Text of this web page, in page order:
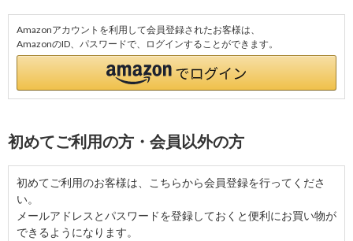
Amazonアカウントを利用して会員登録されたお客様は、
AmazonのID、パスワードで、ログインすることができます。
初めてご利用の方・会員以外の方
初めてご利用のお客様は、こちらから会員登録を行ってくださ
い。
メールアドレスとパスワードを登録しておくと便利にお買い物が
できるようになります。